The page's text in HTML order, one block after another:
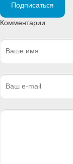
Подписаться
Комментарии